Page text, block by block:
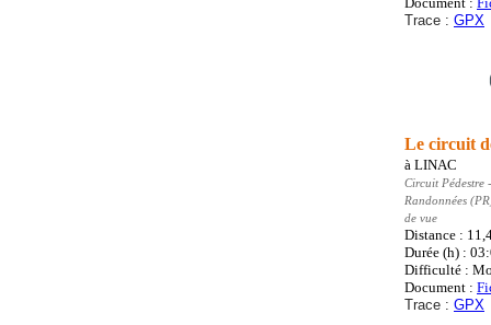
Trace : GPX
Le circuit
à LINAC
Circuit Pédestre
Randonnées
de vue
Distance :
Durée (h) :
Difficulté :
Document :
Trace : GPX